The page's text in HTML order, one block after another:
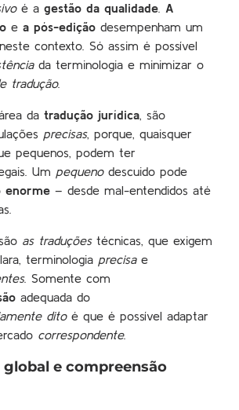
é agestão da qualidade A
ea pós-ediçãodesempenham um
contexto. Só assim é possível
da terminologia e minimizar o
tradução.
datradução jurídica , são
precisas, porque, quaisquer
pequenos, podem ter
Um pequenodescuido pode
enorme – desde mal-entendidos até
as traduçõestécnicas, que exigem
terminologia precisae
. Somente com
adequada do
ditoé que é possível adaptar
correspondente.
e compreensão